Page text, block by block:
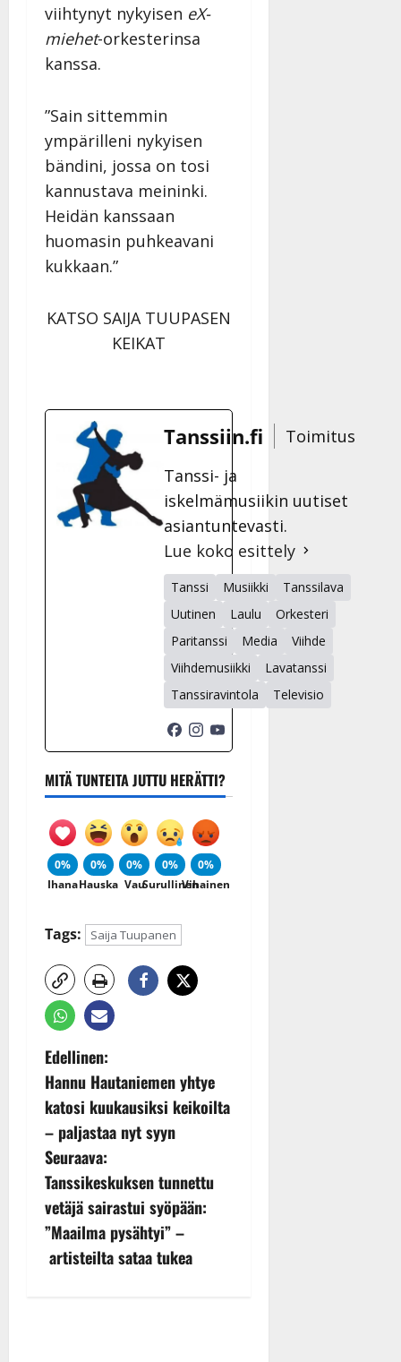
viihtynyt nykyisen eX-
miehet-orkesterinsa
kanssa.
”Sain sittemmin
ympärilleni nykyisen
bändini, jossa on tosi
kannustava meininki.
Heidän kanssaan
huomasin puhkeavani
kukkaan.”
KATSO SAIJA TUUPASEN
KEIKAT
Tanssiin.fi
Toimitus
Tanssi- ja
iskelmämusiikin uutiset
asiantuntevasti.
Lue koko esittely
Tanssi Musiikki
Tanssilava
Uutinen
Laulu
Orkesteri
Paritanssi
Media
Viihde
Viihdemusiikki
Lavatanssi
Tanssiravintola
Televisio
MITÄ TUNTEITA JUTTU HERÄTTI?
0%
Ihana
0%
Hauska
0%
Vau
0%
Surullinen
0%
Vihainen
Tags: Saija Tuupanen
P
o
s
t
n
a
Edellinen:
Hannu Hautaniemen yhtye
katosi kuukausiksi keikoilta
– paljastaa nyt syyn
Seuraava:
Tanssikeskuksen tunnettu
vetäjä sairastui syöpään:
”Maailma pysähtyi” –
artisteilta sataa tukea